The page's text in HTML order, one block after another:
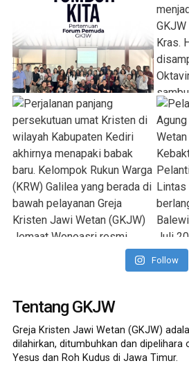
Follow
Tentang GKJW
Greja Kristen Jawi Wetan (GKJW)
dilahirkan, ditumbuhkan dan dipelihara
Yesus dan Roh Kudus di Jawa Timur.